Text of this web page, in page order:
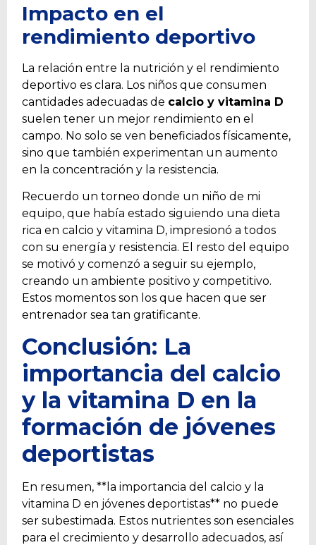
Impacto en el
rendimiento deportivo
La relación entre la nutrición y el rendimiento
deportivo es clara. Los niños que consumen
cantidades adecuadas de calcio y vitamina D
suelen tener un mejor rendimiento en el
campo. No solo se ven beneficiados físicamente,
sino que también experimentan un aumento
en la concentración y la resistencia.
Recuerdo un torneo donde un niño de mi
equipo, que había estado siguiendo una dieta
rica en calcio y vitamina D, impresionó a todos
con su energía y resistencia. El resto del equipo
se motivó y comenzó a seguir su ejemplo,
creando un ambiente positivo y competitivo.
Estos momentos son los que hacen que ser
entrenador sea tan gratificante.
Conclusión: La
importancia del calcio
y la vitamina D en la
formación de jóvenes
deportistas
En resumen, **la importancia del calcio y la
vitamina D en jóvenes deportistas** no puede
ser subestimada. Estos nutrientes son esenciales
para el crecimiento y desarrollo adecuados, así